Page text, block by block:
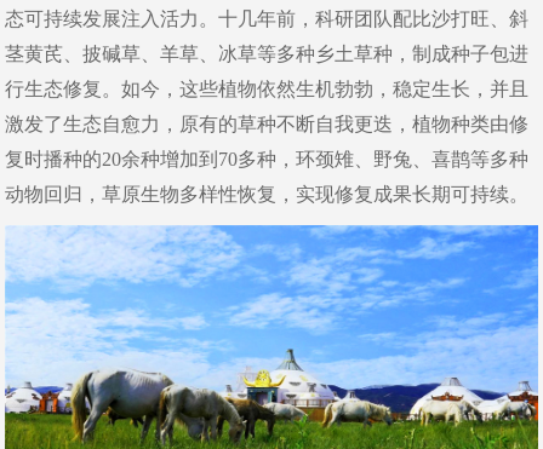
态可持续发展注入活力。十几年前，科研团队配比沙打旺、斜
茎黄芪、披碱草、羊草、冰草等多种乡土草种，制成种子包进
行生态修复。如今，这些植物依然生机勃勃，稳定生长，并且
激发了生态自愈力，原有的草种不断自我更迭，植物种类由修
复时播种的20余种增加到70多种，环颈雉、野兔、喜鹊等多种
动物回归，草原生物多样性恢复，实现修复成果长期可持续。